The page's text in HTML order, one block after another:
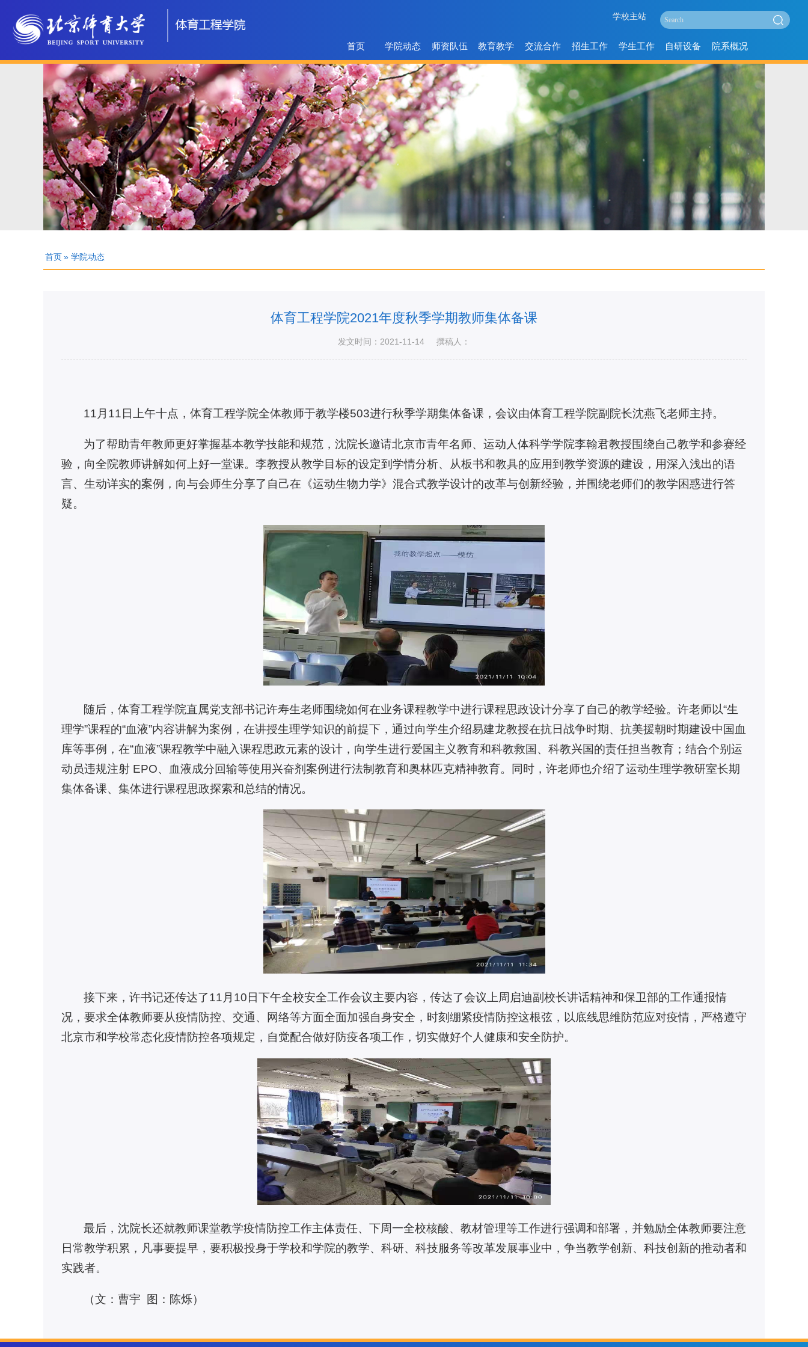
学校主站
首页 学院动态 师资队伍 教育教学 交流合作 招生工作 学生工作 自研设备 院系概况
首页» 学院动态
体育工程学院2021年度秋季学期教师集体备课
发文时间：2021-11-14 撰稿人：
11月11日上午十点，体育工程学院全体教师于教学楼503进行秋季学期集体备课，会议由体育工程学院副院长沈燕飞老师主持。
为了帮助青年教师更好掌握基本教学技能和规范，沈院长邀请北京市青年名师、运动人体科学学院李翰君教授围绕自己教学和参赛经
验，向全院教师讲解如何上好一堂课。李教授从教学目标的设定到学情分析、从板书和教具的应用到教学资源的建设，用深入浅出的语
言、生动详实的案例，向与会师生分享了自己在《运动生物力学》混合式教学设计的改革与创新经验，并围绕老师们的教学困惑进行答
疑。
随后，体育工程学院直属党支部书记许寿生老师围绕如何在业务课程教学中进行课程思政设计分享了自己的教学经验。许老师以“生
理学”课程的“血液”内容讲解为案例，在讲授生理学知识的前提下，通过向学生介绍易建龙教授在抗日战争时期、抗美援朝时期建设中国血
库等事例，在“血液”课程教学中融入课程思政元素的设计，向学生进行爱国主义教育和科教救国、科教兴国的责任担当教育；结合个别运
动员违规注射 EPO、血液成分回输等使用兴奋剂案例进行法制教育和奥林匹克精神教育。同时，许老师也介绍了运动生理学教研室长期
集体备课、集体进行课程思政探索和总结的情况。
接下来，许书记还传达了11月10日下午全校安全工作会议主要内容，传达了会议上周启迪副校长讲话精神和保卫部的工作通报情
况，要求全体教师要从疫情防控、交通、网络等方面全面加强自身安全，时刻绷紧疫情防控这根弦，以底线思维防范应对疫情，严格遵守
北京市和学校常态化疫情防控各项规定，自觉配合做好防疫各项工作，切实做好个人健康和安全防护。
最后，沈院长还就教师课堂教学疫情防控工作主体责任、下周一全校核酸、教材管理等工作进行强调和部署，并勉励全体教师要注意
日常教学积累，凡事要提早，要积极投身于学校和学院的教学、科研、科技服务等改革发展事业中，争当教学创新、科技创新的推动者和
实践者。
（文：曹宇 图：陈烁）